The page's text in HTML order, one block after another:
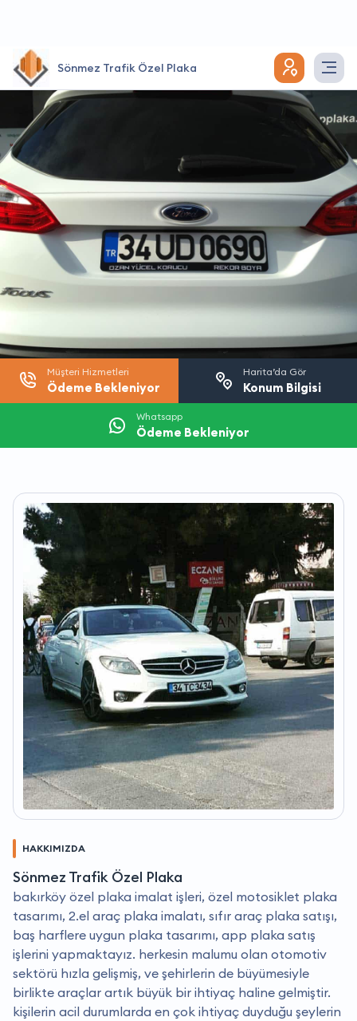
Sönmez Trafik Özel Plaka
Müşteri Hizmetleri
Ödeme Bekleniyor
Harita’da Gör
Konum Bilgisi
Whatsapp
Ödeme Bekleniyor
HAKKIMIZDA
Sönmez Trafik Özel Plaka
bakırköy özel plaka imalat işleri, özel motosiklet plaka
tasarımı, 2.el araç plaka imalatı, sıfır araç plaka satışı,
baş harflere uygun plaka tasarımı, app plaka satış
işlerini yapmaktayız. herkesin malumu olan otomotiv
sektörü hızla gelişmiş, ve şehirlerin de büyümesiyle
birlikte araçlar artık büyük bir ihtiyaç haline gelmiştir.
kişilerin acil durumlarda en çok ihtiyaç duyduğu şeylerin